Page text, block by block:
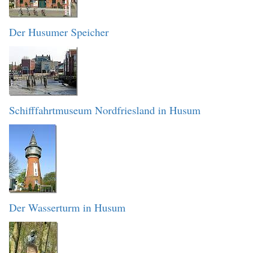
Der Husumer Speicher
Schifffahrtmuseum Nordfriesland in Husum
Der Wasserturm in Husum